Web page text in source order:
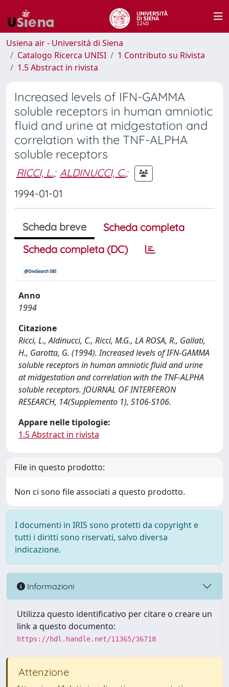
Usiena air - Università di Siena
Catalogo Ricerca UNISI
1 Contributo su Rivista
1.5 Abstract in rivista
Increased levels of IFN-GAMMA
soluble receptors in human amniotic
fluid and urine at midgestation and
correlation with the TNF-ALPHA
soluble receptors
RICCI, L.; ALDINUCCI, C.;
1994-01-01
Scheda breve
Scheda completa
Scheda completa (DC)
Anno
1994
Citazione
Ricci, L., Aldinucci, C., Ricci, M.G., LA ROSA, R., Gallati,
H., Garotta, G. (1994). Increased levels of IFN-GAMMA
soluble receptors in human amniotic fluid and urine
at midgestation and correlation with the TNF-ALPHA
soluble receptors. JOURNAL OF INTERFERON
RESEARCH, 14(Supplemento 1), S106-S106.
Appare nelle tipologie:
1.5 Abstract in rivista
File in questo prodotto:
Non ci sono file associati a questo prodotto.
I documenti in IRIS sono protetti da copyright e
tutti i diritti sono riservati, salvo diversa
indicazione.
Informazioni
Utilizza questo identificativo per citare o creare un
link a questo documento:
https://hdl.handle.net/11365/36718
Attenzione